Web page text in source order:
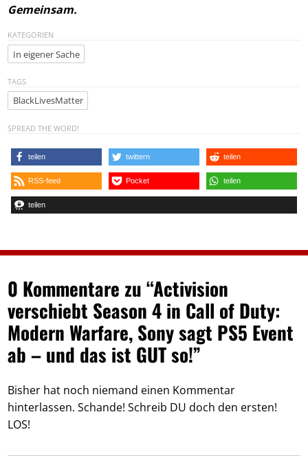
Gemeinsam.
KATEGORIEN
In eigener Sache
TAGS
BlackLivesMatter
SPREAD THE WORD!
teilen twittern teilen
RSS-feed Pocket teilen
teilen
0 Kommentare zu “Activision
verschiebt Season 4 in Call of Duty:
Modern Warfare, Sony sagt PS5 Event
ab – und das ist GUT so!”
Bisher hat noch niemand einen Kommentar
hinterlassen. Schande! Schreib DU doch den ersten!
LOS!